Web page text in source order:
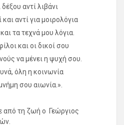
αντί λιβάνι
αντί για μοιρολόγια
τα τεχνά μου λόγια.
και οι δικοί σου
να μένει η ψυχή σου.
όλη η κοινωνία
σου αιωνία.».
από τη ζωή ο Γεώργιος